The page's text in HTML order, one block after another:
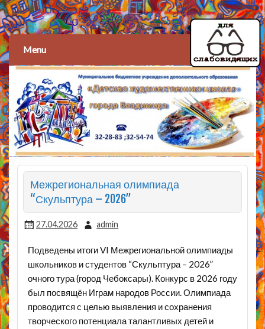
Детская художественная
школа
Menu
Межрегиональная олимпиада
“Скульптура – 2026”
27.04.2026 admin
Подведены итоги VI Межрегиональной олимпиады
школьников и студентов “Скульптура – 2026”
очного тура (город Чебоксары). Конкурс в 2026 году
был посвящён Играм народов России. Олимпиада
проводится с целью выявления и сохранения
творческого потенциала талантливых детей и